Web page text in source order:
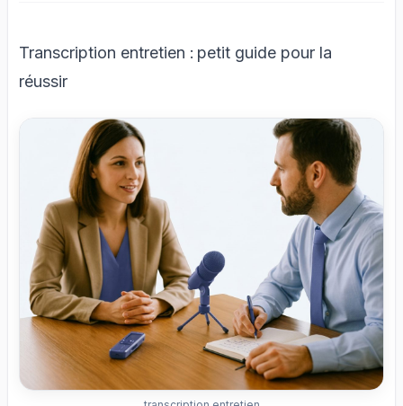
Transcription entretien : petit guide pour la
réussir